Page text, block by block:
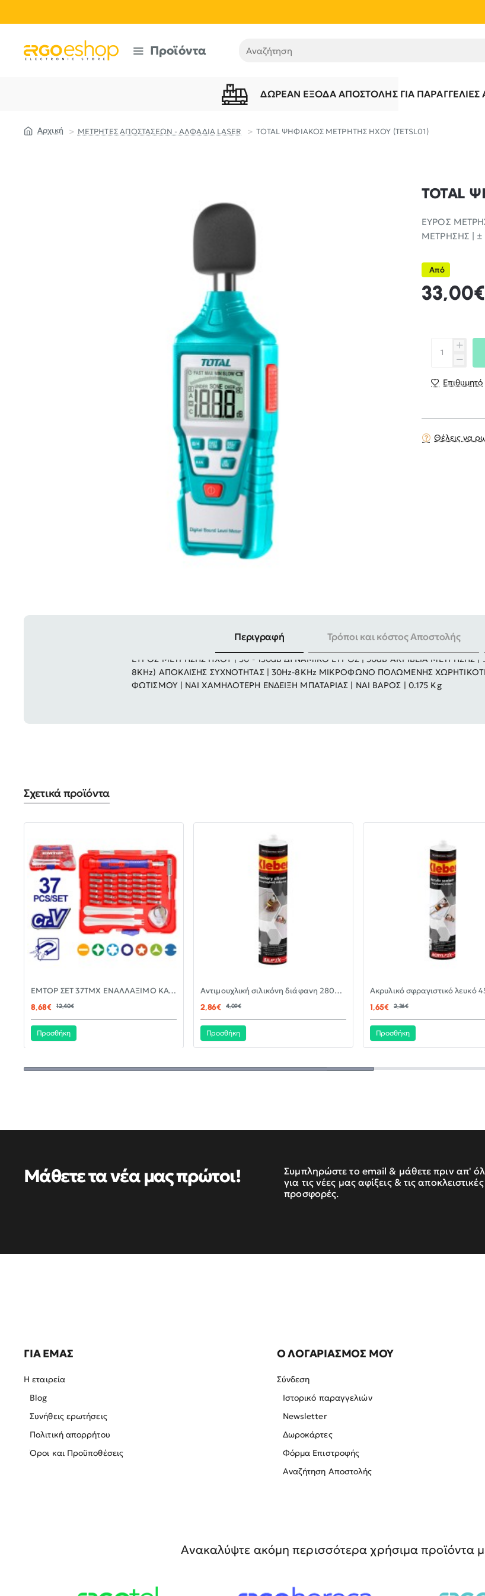
Προϊόντα Αναζήτηση
ΔΩΡΕΆΝ ΈΞΟΔΑ ΑΠΟΣΤΟΛΉΣ ΓΙΑ
ΜΕΤΡΗΤΕΣ ΑΠΟΣΤΑΣΕΩΝ - ΑΛΦΑΔΙΑ LASER TOTAL ΨΗΦΙΑΚΟΣ ΜΕΤΡΗΤΗΣ ΗΧΟΥ (TETSL01)
TOTAL
ΕΥΡΟΣ
ΜΕΤΡΗΣΗΣ | ±
Από
33,00€
Επιθυμητό
Θέλεις να
Περιγραφή Τρόποι και κόστος Αποστολής
ΕΥΡΟΣ ΜΕΤΡΗΣΗΣ ΗΧΟΥ | 30 - 130dB ΔΥΝΑΜΙΚΟ ΕΥΡΟΣ | 50dB ΑΚΡΙΒΕΙΑ ΜΕΤΡΗΣΗΣ | ±
8KHz) ΑΠΟΚΛΙΣΗΣ ΣΥΧΝΟΤΗΤΑΣ | 30Hz-8KHz ΜΙΚΡΟΦΩΝΟ ΠΟΛΩΜΕΝΗΣ
ΦΩΤΙΣΜΟΥ | ΝΑΙ ΧΑΜΗΛΟΤΕΡΗ ΕΝΔΕΙΞΗ ΜΠΑΤΑΡΙΑΣ | ΝΑΙ ΒΑΡΟΣ | 0.175 Kg
Σχετικά προϊόντα
-30%EMTOP ΣΕΤ 37ΤΜΧ ΕΝΑΛΛΑΞΙΜΟ ΚΑΤΣΑΒΙΔΙ ΜΕ ΜΥΤΕΣ EBST03702
8,68€
12,40€
Προσθήκη
-30%Αντιμουχλική σιλικόνη διάφανη 280ml KLEBER
2,86€
4,09€
Προσθήκη
1,65€
2,36€
Προσθήκη
Μάθετε τα νέα μας πρώτοι!
Συμπληρώστε το email & μάθετε πριν απ'
για τις νέες μας αφίξεις & τις
προσφορές.
ΓΙΑ ΕΜΑΣ
Η εταιρεία
Blog
Συνήθεις ερωτήσεις
Πολιτική απορρήτου
Όροι και Προϋποθέσεις
Ο ΛΟΓΑΡΙΑΣΜΟΣ ΜΟΥ
Σύνδεση
Ιστορικό παραγγελιών
Newsletter
Δωροκάρτες
Φόρμα Επιστροφής
Αναζήτηση Αποστολής
Ανακαλύψτε ακόμη περισσότερα χρήσιμα προϊόντα